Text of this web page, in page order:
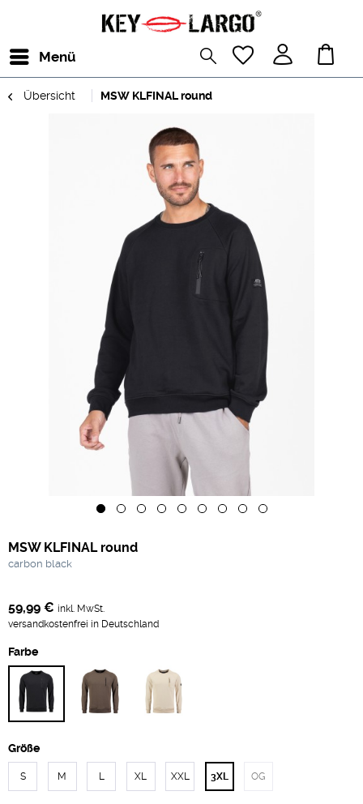
Menü
Übersicht MSW KLFINAL round
MSW KLFINAL round
carbon black
59,99 € inkl. MwSt.
versandkostenfrei in Deutschland
Farbe
Größe
S M L XL XXL 3XL OG